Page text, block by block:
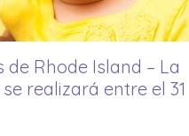
Rhode Island – La
realizará entre el 31